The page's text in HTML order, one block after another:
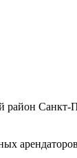
район Санкт-